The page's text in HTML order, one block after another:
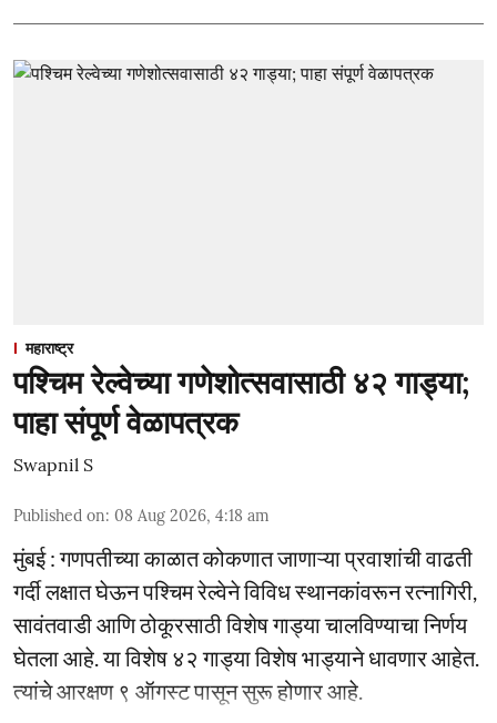
महाराष्ट्र
पश्चिम रेल्वेच्या गणेशोत्सवासाठी ४२ गाड्या;
पाहा संपूर्ण वेळापत्रक
Swapnil S
Published on: 08 Aug 2026, 4:18 am
मुंबई : गणपतीच्या काळात कोकणात जाणाऱ्या प्रवाशांची वाढती
गर्दी लक्षात घेऊन पश्चिम रेल्वेने विविध स्थानकांवरून रत्नागिरी,
सावंतवाडी आणि ठोकूरसाठी विशेष गाड्या चालविण्याचा निर्णय
घेतला आहे. या विशेष ४२ गाड्या विशेष भाड्याने धावणार आहेत.
त्यांचे आरक्षण ९ ऑगस्ट पासून सुरू होणार आहे.